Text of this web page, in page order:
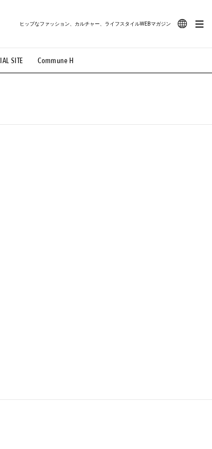
SITE Commune H
ヒップなファッション、カルチャー、ライフスタイルWEBマガジン
裏てぃーん。 #MONTHLY JOURNAL
#LIFESTYLE #SNEAKER #OUTDOOR